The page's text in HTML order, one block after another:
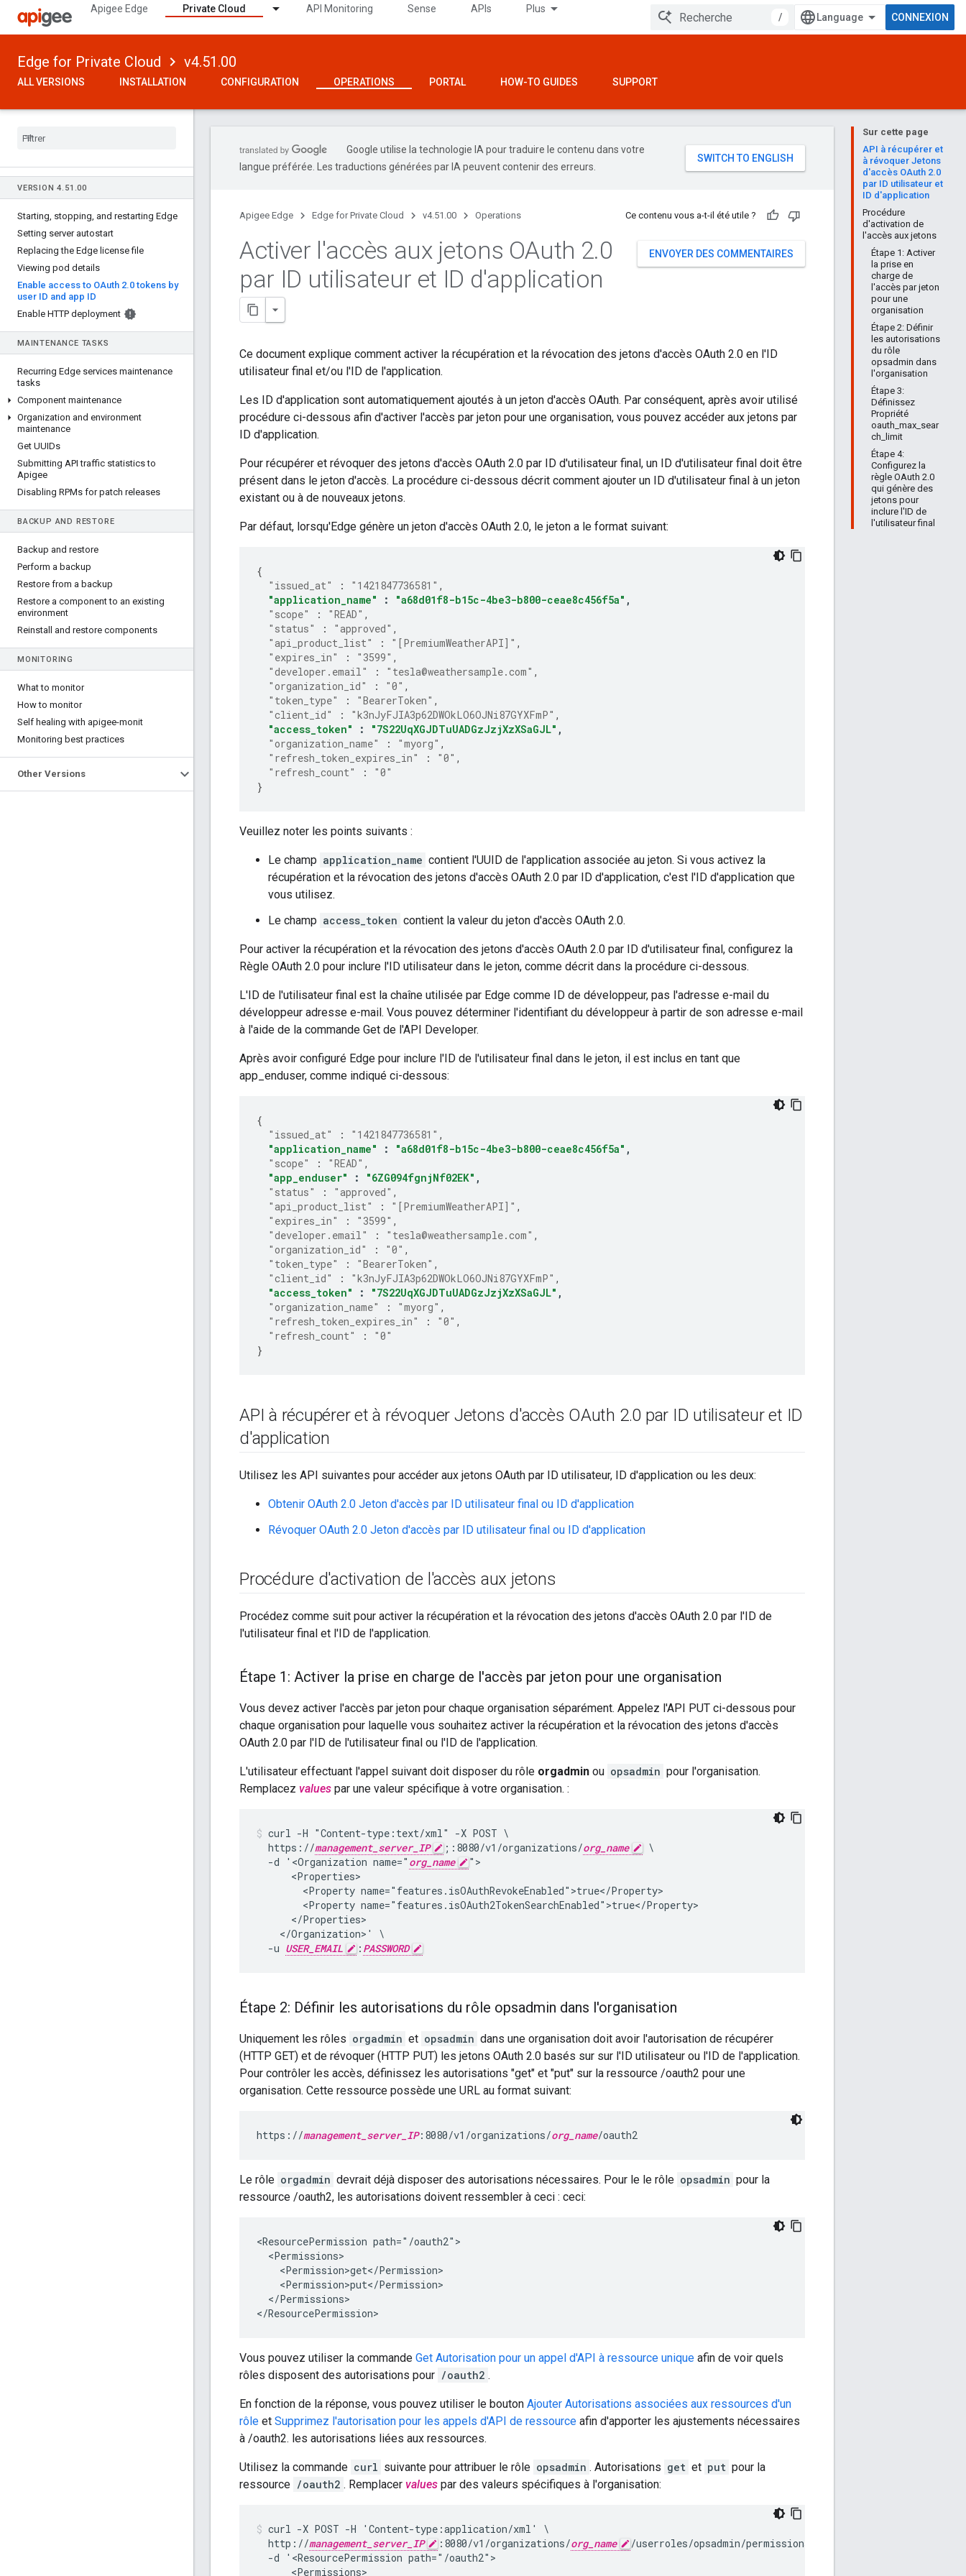
Apigee Edge Private Cloud API Monitoring Sense APIs Plus
/ CONNEXION
Edge for Private Cloud v4.51.00
ALL VERSIONS INSTALLATION CONFIGURATION OPERATIONS PORTAL HOW-TO GUIDES SUPPORT
VERSION 4. 51 .00
Starting, stopping, and restarting Edge
Setting server autostart
Replacing the Edge license file
Viewing pod details
Enable access to OAuth 2.0 tokens by
user ID and app ID
Enable HTTP deployment
MAINTENANCE TASKS
Recurring Edge services maintenance
tasks
Component maintenance
Organization and environment
maintenance
Get UUIDs
Submitting API traffic statistics to
Apigee
Disabling RPMs for patch releases
BACKUP AND RESTORE
Backup and restore
Perform a backup
Restore from a backup
Restore a component to an existing
environment
Reinstall and restore components
MONITORING
What to monitor
How to monitor
Self healing with apigee-monit
Monitoring best practices
Other Versions
Sur cette page
API à récupérer et
à révoquer Jetons
d'accès OAuth 2.0
par ID utilisateur et
ID d'application
Procédure
d'activation de
l'accès aux jetons
Étape 1: Activer
la prise en
charge de
l'accès par jeton
pour une
organisation
Étape 2: Définir
les autorisations
du rôle
opsadmin dans
l'organisation
Étape 3:
Définissez
Propriété
oauth_max_sear
ch_limit
Étape 4:
Configurez la
règle OAuth 2.0
qui génère des
jetons pour
inclure l'ID de
l'utilisateur final
Google utilise la technologie IA pour traduire le contenu dans votre
langue préférée. Les traductions générées par IA peuvent contenir des erreurs.
Apigee Edge Edge for Private Cloud v4.51.00 Operations Ce contenu vous a-t-il été utile ?
ENVOYER DES COMMENTAIRES
Activer l'accès aux jetons OAuth 2.0
par ID utilisateur et ID d'application
Ce document explique comment activer la récupération et la révocation des jetons d'accès OAuth 2.0 en l'ID
utilisateur final et/ou l'ID de l'application.
Les ID d'application sont automatiquement ajoutés à un jeton d'accès OAuth. Par conséquent, après avoir utilisé
procédure ci-dessous afin d'activer l'accès par jeton pour une organisation, vous pouvez accéder aux jetons par
ID d'application.
Pour récupérer et révoquer des jetons d'accès OAuth 2.0 par ID d'utilisateur final, un ID d'utilisateur final doit être
présent dans le jeton d'accès. La procédure ci-dessous décrit comment ajouter un ID d'utilisateur final à un jeton
existant ou à de nouveaux jetons.
Par défaut, lorsqu'Edge génère un jeton d'accès OAuth 2.0, le jeton a le format suivant:
{
"issued_at"
: "1421847736581" ,
"application_name"
: "a68d01f8-b15c-4be3-b800-ceae8c456f5a" ,
"scope"
: "READ" ,
"status"
: "approved" ,
"api_product_list"
: "[PremiumWeatherAPI]" ,
"expires_in"
: "3599" ,
"developer.email"
: "tesla@weathersample.com" ,
"organization_id"
: "0" ,
"token_type"
: "BearerToken" ,
"client_id"
: "k3nJyFJIA3p62DWOkLO6OJNi87GYXFmP" ,
"access_token"
: "7S22UqXGJDTuUADGzJzjXzXSaGJL" ,
"organization_name"
: "myorg" ,
"refresh_token_expires_in"
: "0" ,
"refresh_count"
:
"0"
}
Veuillez noter les points suivants :
Le champ application_name contient l'UUID de l'application associée au jeton. Si vous activez la
récupération et la révocation des jetons d'accès OAuth 2.0 par ID d'application, c'est l'ID d'application que
vous utilisez.
Le champ access_token contient la valeur du jeton d'accès OAuth 2.0.
Pour activer la récupération et la révocation des jetons d'accès OAuth 2.0 par ID d'utilisateur final, configurez la
Règle OAuth 2.0 pour inclure l'ID utilisateur dans le jeton, comme décrit dans la procédure ci-dessous.
L'ID de l'utilisateur final est la chaîne utilisée par Edge comme ID de développeur, pas l'adresse e-mail du
développeur adresse e-mail. Vous pouvez déterminer l'identifiant du développeur à partir de son adresse e-mail
à l'aide de la commande Get de l'API Developer.
Après avoir configuré Edge pour inclure l'ID de l'utilisateur final dans le jeton, il est inclus en tant que
app_enduser, comme indiqué ci-dessous:
{
"issued_at"
: "1421847736581" ,
"application_name"
: "a68d01f8-b15c-4be3-b800-ceae8c456f5a" ,
"scope"
: "READ" ,
"app_enduser"
: "6ZG094fgnjNf02EK" ,
"status"
: "approved" ,
"api_product_list"
: "[PremiumWeatherAPI]" ,
"expires_in"
: "3599" ,
"developer.email"
: "tesla@weathersample.com" ,
"organization_id"
: "0" ,
"token_type"
: "BearerToken" ,
"client_id"
: "k3nJyFJIA3p62DWOkLO6OJNi87GYXFmP" ,
"access_token"
: "7S22UqXGJDTuUADGzJzjXzXSaGJL" ,
"organization_name"
: "myorg" ,
"refresh_token_expires_in"
: "0" ,
"refresh_count"
:
"0"
}
API à récupérer et à révoquer Jetons d'accès OAuth 2.0 par ID utilisateur et ID
d'application
Utilisez les API suivantes pour accéder aux jetons OAuth par ID utilisateur, ID d'application ou les deux:
Obtenir OAuth 2.0 Jeton d'accès par ID utilisateur final ou ID d'application
Révoquer OAuth 2.0 Jeton d'accès par ID utilisateur final ou ID d'application
Procédure d'activation de l'accès aux jetons
Procédez comme suit pour activer la récupération et la révocation des jetons d'accès OAuth 2.0 par l'ID de
l'utilisateur final et l'ID de l'application.
Étape 1: Activer la prise en charge de l'accès par jeton pour une organisation
Vous devez activer l'accès par jeton pour chaque organisation séparément. Appelez l'API PUT ci-dessous pour
chaque organisation pour laquelle vous souhaitez activer la récupération et la révocation des jetons d'accès
OAuth 2.0 par l'ID de l'utilisateur final ou l'ID de l'application.
L'utilisateur effectuant l'appel suivant doit disposer du rôle orgadmin ou opsadmin pour l'organisation.
Remplacez values par une valeur spécifique à votre organisation. :
curl -H "Content-type:text/xml" -X POST \
  https://
management_server_IP ;:8080/v1/organizations/org_name
\
  -d '<Organization name="
org_name
">
      <Properties>
        <Property name="features.isOAuthRevokeEnabled">true</Property>
        <Property name="features.isOAuth2TokenSearchEnabled">true</Property>
      </Properties>
    </Organization>' \
  -u
USER_EMAIL : PASSWORD
Étape 2: Définir les autorisations du rôle opsadmin dans l'organisation
Uniquement les rôles orgadmin et opsadmin dans une organisation doit avoir l'autorisation de récupérer
(HTTP GET) et de révoquer (HTTP PUT) les jetons OAuth 2.0 basés sur sur l'ID utilisateur ou l'ID de l'application.
Pour contrôler les accès, définissez les autorisations "get" et "put" sur la ressource /oauth2 pour une
organisation. Cette ressource possède une URL au format suivant:
https://management_server_IP:8080/v1/organizations/org_name/oauth2
Le rôle orgadmin devrait déjà disposer des autorisations nécessaires. Pour le le rôle opsadmin pour la
ressource /oauth2, les autorisations doivent ressembler à ceci : ceci:
<ResourcePermission path="/oauth2">
  <Permissions>
    <Permission>get</Permission>
    <Permission>put</Permission>
  </Permissions>
</ResourcePermission>
Vous pouvez utiliser la commande Get Autorisation pour un appel d'API à ressource unique afin de voir quels
rôles disposent des autorisations pour /oauth2 .
En fonction de la réponse, vous pouvez utiliser le bouton Ajouter Autorisations associées aux ressources d'un
rôle et Supprimez l'autorisation pour les appels d'API de ressource afin d'apporter les ajustements nécessaires
à /oauth2. les autorisations liées aux ressources.
Utilisez la commande curl suivante pour attribuer le rôle opsadmin . Autorisations get et put pour la
ressource /oauth2 . Remplacer values par des valeurs spécifiques à l'organisation:
curl -X POST -H 'Content-type:application/xml' \
  http://
management_server_IP :8080/v1/organizations/org_name
/userroles/opsadmin/permissions \
  -d '<ResourcePermission path="/oauth2">
      <Permissions>